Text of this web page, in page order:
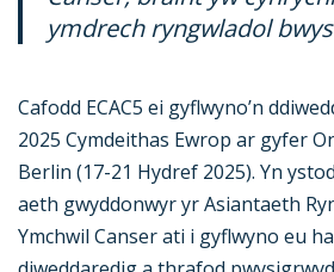
ymdrech ryngwladol
Cafodd ECAC5 ei gyflwyno’n
2025 Cymdeithas Ewrop ar gyfer
Berlin (17-21 Hydref 2025). Yn
aeth gwyddonwyr yr Asiantaeth
Ymchwil Canser ati i gyflwyno eu